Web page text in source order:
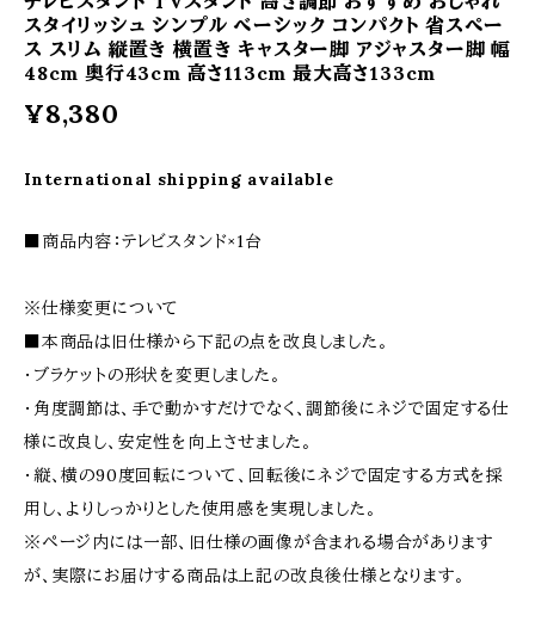
スタイリッシュ シンプル ベーシック コンパクト 省スペー
ス スリム 縦置き 横置き キャスター脚 アジャスター脚 幅
48cm 奥行43cm 高さ113cm 最大高さ133cm
¥8,380
International shipping available
■商品内容：テレビスタンド×1台
※仕様変更について
■本商品は旧仕様から下記の点を改良しました。
・ブラケットの形状を変更しました。
・角度調節は、手で動かすだけでなく、調節後にネジで固定する仕
様に改良し、安定性を向上させました。
・縦、横の90度回転について、回転後にネジで固定する方式を採
用し、よりしっかりとした使用感を実現しました。
※ページ内には一部、旧仕様の画像が含まれる場合があります
が、実際にお届けする商品は上記の改良後仕様となります。